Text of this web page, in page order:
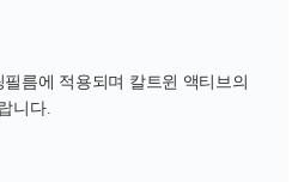
름에 적용되며 칼트윈 액티브의
니다.